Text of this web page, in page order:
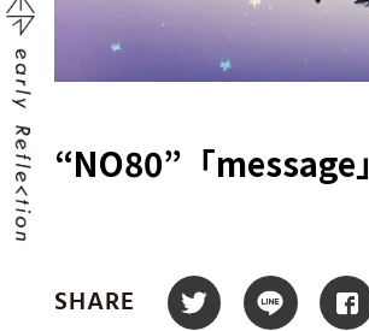
“NO80”「message」
SHARE